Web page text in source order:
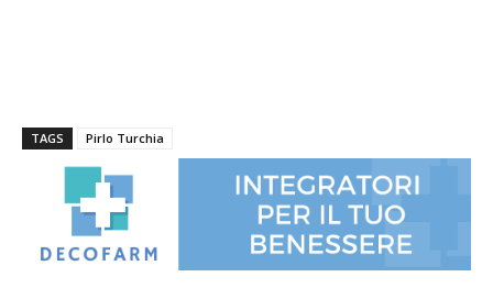
TAGS Pirlo Turchia